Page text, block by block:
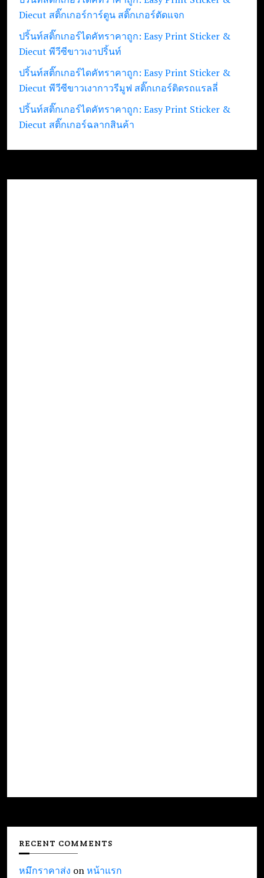
Diecut สติ๊กเกอร์การ์ตูน สติ๊กเกอร์ตัดแจก
ปริ้นท์สติ๊กเกอร์ไดคัทราคาถูก: Easy Print Sticker &
Diecut พีวีซีขาวเงาปริ้นท์
ปริ้นท์สติ๊กเกอร์ไดคัทราคาถูก: Easy Print Sticker &
Diecut พีวีซีขาวเงากาวรีมูฟ สติ๊กเกอร์ติดรถแรลลี่
ปริ้นท์สติ๊กเกอร์ไดคัทราคาถูก: Easy Print Sticker &
Diecut สติ๊กเกอร์ฉลากสินค้า
RECENT COMMENTS
หมึกราคาส่ง onหน้าแรก